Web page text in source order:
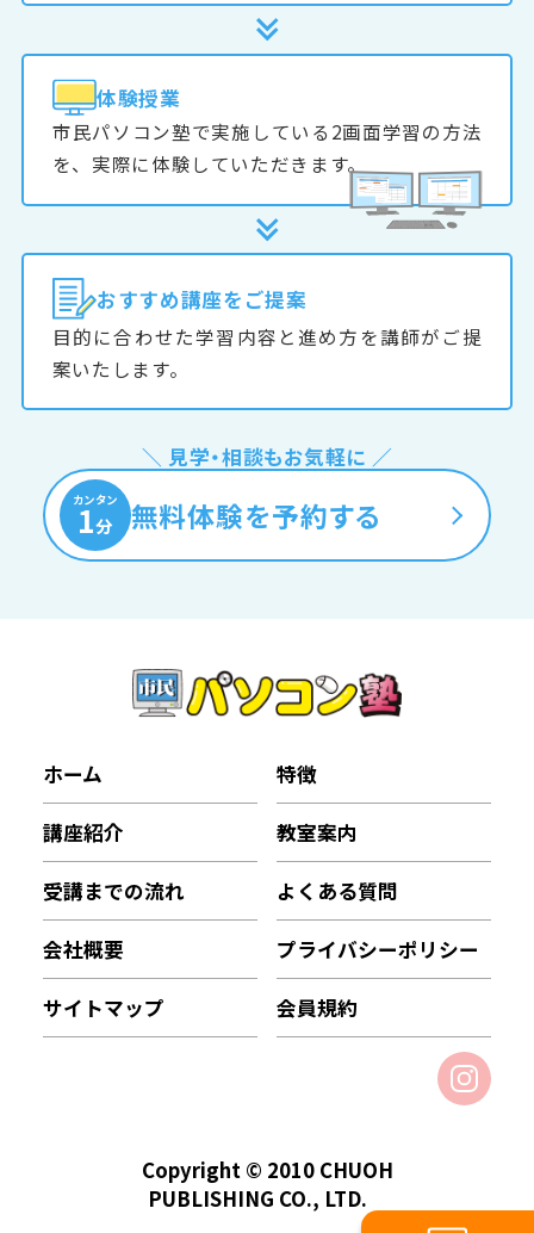
体験授業
市民パソコン塾で実施している2画面学習の方法
を、実際に体験していただきます。
おすすめ講座をご提案
目的に合わせた学習内容と進め方を講師がご提
案いたします。
＼ 見学・相談もお気軽に ／
カンタン
1分 無料体験を予約する
ホーム 特徴
講座紹介 教室案内
受講までの流れ よくある質問
会社概要 プライバシーポリシー
サイトマップ 会員規約
Copyright © 2010 CHUOH
PUBLISHING CO., LTD.